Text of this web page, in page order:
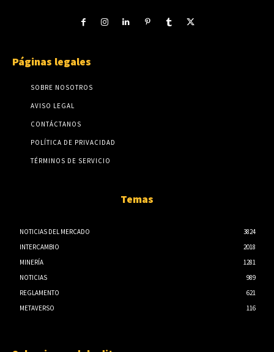
Páginas legales
SOBRE NOSOTROS
AVISO LEGAL
CONTÁCTANOS
POLÍTICA DE PRIVACIDAD
TÉRMINOS DE SERVICIO
Temas
NOTICIAS DEL MERCADO
3824
INTERCAMBIO
2018
MINERÍA
1281
NOTICIAS
989
REGLAMENTO
621
METAVERSO
116